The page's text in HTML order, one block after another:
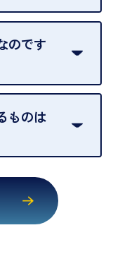
気軽にお申し出
ております。
ますが、店頭買
安です。大量の
ことがございま
のです
のご本人確認を
安心してお取引
いたします。
ものは